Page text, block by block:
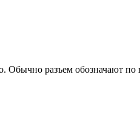
Обычно разъем обозначают